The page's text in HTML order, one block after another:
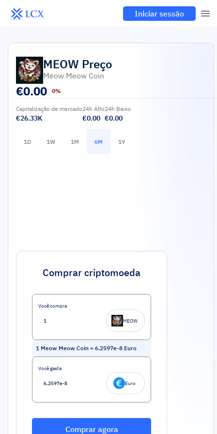
Iniciar sessão
MEOW Preço
Meow Meow Coin
€0.00 0%
Capitalização de mercado
€26.33K
24h Alto
€0.00
24h Baixo
€0.00
1D 1W 1M 6M 1Y
Comprar criptomoeda
Você compra
MEOW
1 Meow Meow Coin = 6.2597e-8 Euro
Você gasta
Euro
Comprar agora